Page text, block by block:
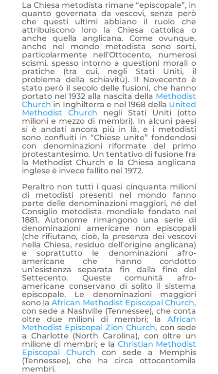
La Chiesa metodista rimane “episcopale”, in
quanto governata da vescovi, senza però
che questi ultimi abbiano il ruolo che
attribuiscono loro la Chiesa cattolica o
anche quella anglicana. Come ovunque,
anche nel mondo metodista sono sorti,
particolarmente nell’Ottocento, numerosi
scismi, spesso intorno a questioni morali o
pratiche (tra cui, negli Stati Uniti, il
problema della schiavitù). Il Novecento è
stato però il secolo delle fusioni, che hanno
portato nel 1932 alla nascita della Methodist
Church in Inghilterra e nel 1968 della United
Methodist Church negli Stati Uniti (otto
milioni e mezzo di membri). In alcuni paesi
si è andati ancora più in là, e i metodisti
sono confluiti in “Chiese unite” fondendosi
con denominazioni riformate del primo
protestantesimo. Un tentativo di fusione fra
la Methodist Church e la Chiesa anglicana
inglese è invece fallito nel 1972.
Peraltro non tutti i quasi cinquanta milioni
di metodisti presenti nel mondo fanno
parte delle denominazioni maggiori, né del
Consiglio metodista mondiale fondato nel
1881. Autonome rimangono una serie di
denominazioni americane non episcopali
(che rifiutano, cioè, la presenza dei vescovi
nella Chiesa, residuo dell’origine anglicana)
e soprattutto le denominazioni afro-
americane che hanno condotto
un’esistenza separata fin dalla fine del
Settecento. Queste comunità afro-
americane conservano di solito il sistema
episcopale. Le denominazioni maggiori
sono laAfrican Methodist Episcopal Church,
con sede a Nashville (Tennessee), che conta
oltre due milioni di membri; laAfrican
Methodist Episcopal Zion Church, con sede
a Charlotte (North Carolina), con oltre un
milione di membri; e la Christian Methodist
Episcopal Church con sede a Memphis
(Tennessee), che ha circa ottocentomila
membri.